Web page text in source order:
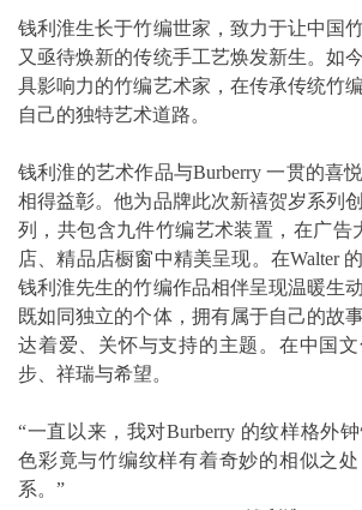
钱利淮生长于竹编世家，致力于让中国
又亟待焕新的传统手工艺焕发新生。如
具影响力的竹编艺术家，在传承传统竹
自己的独特艺术道路。
钱利淮的艺术作品与Burberry 一贯的喜
相得益彰。他为品牌此次新禧贺岁系列
列，共包含九件竹编艺术装置，在广告
店、精品店橱窗中精美呈现。在Walter
钱利淮先生的竹编作品相伴呈现温暖生
既如同独立的个体，拥有属于自己的故
达着爱、关怀与支持的主题。在中国
步、祥瑞与希望。
“一直以来，我对Burberry 的纹样格外
色彩竟与竹编纹样有着奇妙的相似之
系。”